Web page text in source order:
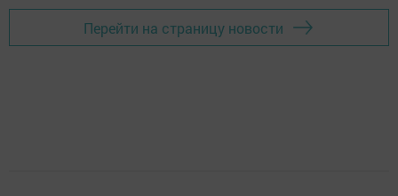
Перейти на страницу новости